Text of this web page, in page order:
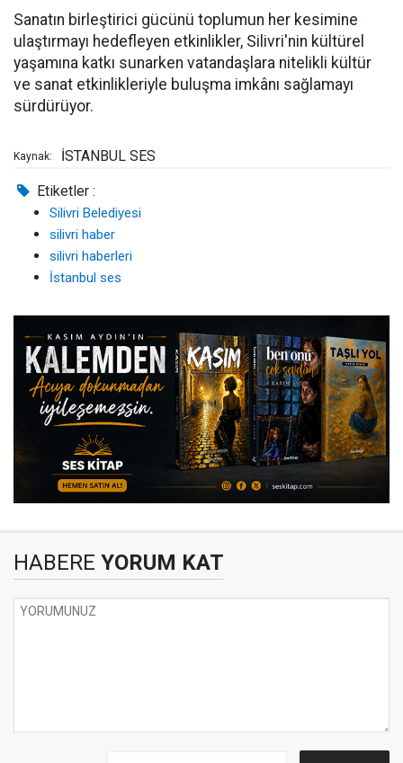
Sanatın birleştirici gücünü toplumun her kesimine
ulaştırmayı hedefleyen etkinlikler, Silivri'nin kültürel
yaşamına katkı sunarken vatandaşlara nitelikli kültür
ve sanat etkinlikleriyle buluşma imkânı sağlamayı
sürdürüyor.
Kaynak: İSTANBUL SES
Etiketler :
Silivri Belediyesi
silivri haber
silivri haberleri
İstanbul ses
HABERE YORUM KAT